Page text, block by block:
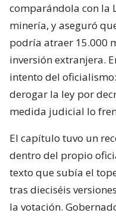
comparándola con la
minería, y aseguró
podría atraer 15.000
inversión extranjera.
intento del
derogar la ley por
medida judicial lo
El capítulo tuvo un
dentro del propio
texto que subía el
tras dieciséis
la votación.